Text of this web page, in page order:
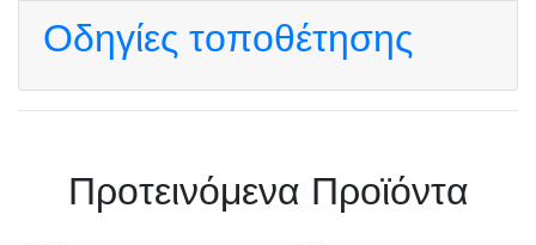
Οδηγίες τοποθέτησης
Πρoτεινόμενα Προϊόντα